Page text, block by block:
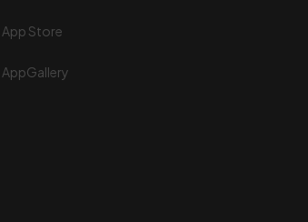
App Store
AppGallery